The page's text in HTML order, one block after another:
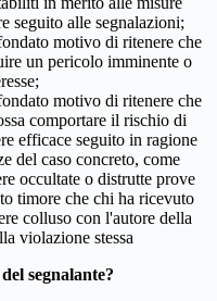
seguito alle segnalazioni;
motivo di ritenere che
un pericolo imminente o
motivo di ritenere che
comportare il rischio di
efficace seguito in ragione
del caso concreto, come
occultate o distrutte prove
timore che chi ha ricevuto
colluso con l'autore della
violazione stessa
segnalante?